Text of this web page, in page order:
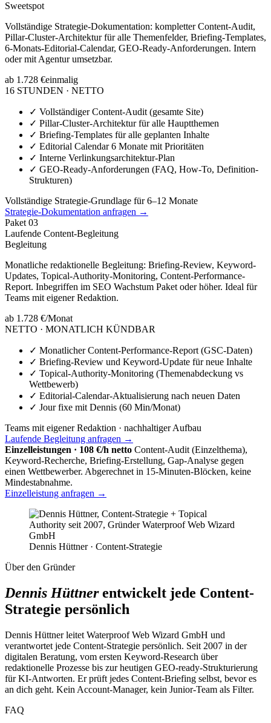
Sweetspot
Vollständige Strategie-Dokumentation: kompletter Content-Audit,
Pillar-Cluster-Architektur für alle Themenfelder, Briefing-Templates,
6-Monats-Editorial-Calendar, GEO-Ready-Anforderungen. Intern
oder mit Agentur umsetzbar.
ab 1.728 €einmalig
16 STUNDEN · NETTO
✓ Vollständiger Content-Audit (gesamte Site)
✓ Pillar-Cluster-Architektur für alle Hauptthemen
✓ Briefing-Templates für alle geplanten Inhalte
✓ Editorial Calendar 6 Monate mit Prioritäten
✓ Interne Verlinkungsarchitektur-Plan
✓ GEO-Ready-Anforderungen (FAQ, How-To, Definition-
Strukturen)
Vollständige Strategie-Grundlage für 6–12 Monate
Strategie-Dokumentation anfragen →
Paket 03
Laufende Content-Begleitung
Begleitung
Monatliche redaktionelle Begleitung: Briefing-Review, Keyword-
Updates, Topical-Authority-Monitoring, Content-Performance-
Report. Inbegriffen im SEO Wachstum Paket oder höher. Ideal für
Teams mit eigener Redaktion.
ab 1.728 €/Monat
NETTO · MONATLICH KÜNDBAR
✓ Monatlicher Content-Performance-Report (GSC-Daten)
✓ Briefing-Review und Keyword-Update für neue Inhalte
✓ Topical-Authority-Monitoring (Themenabdeckung vs
Wettbewerb)
✓ Editorial-Calendar-Aktualisierung nach neuen Daten
✓ Jour fixe mit Dennis (60 Min/Monat)
Teams mit eigener Redaktion · nachhaltiger Aufbau
Laufende Begleitung anfragen →
Einzelleistungen · 108 €/h netto Content-Audit (Einzelthema),
Keyword-Recherche, Briefing-Erstellung, Gap-Analyse gegen
einen Wettbewerber. Abgerechnet in 15-Minuten-Blöcken, keine
Mindestabnahme.
Einzelleistung anfragen →
Dennis Hüttner · Content-Strategie
Über den Gründer
Dennis Hüttnerentwickelt jede Content-
Strategie persönlich
Dennis Hüttner leitet Waterproof Web Wizard GmbH und
verantwortet jede Content-Strategie persönlich. Seit 2007 in der
digitalen Beratung, vom ersten Keyword-Research über
redaktionelle Prozesse bis zur heutigen GEO-ready-Strukturierung
für KI-Antworten. Er prüft jedes Content-Briefing selbst, bevor es
an dich geht. Kein Account-Manager, kein Junior-Team als Filter.
FAQ